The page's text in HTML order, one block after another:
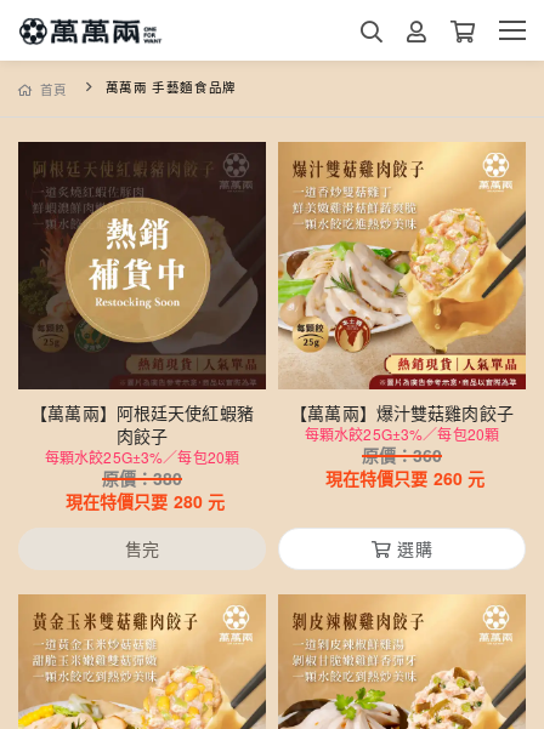
首頁 萬萬兩 手藝麵食品牌
【萬萬兩】阿根廷天使紅蝦豬
肉餃子
每顆水餃25G±3%／每包20顆
原價：380
現在特價只要 280 元
售完
【萬萬兩】爆汁雙菇雞肉餃子
每顆水餃25G±3%／每包20顆
原價：360
現在特價只要 260 元
選購